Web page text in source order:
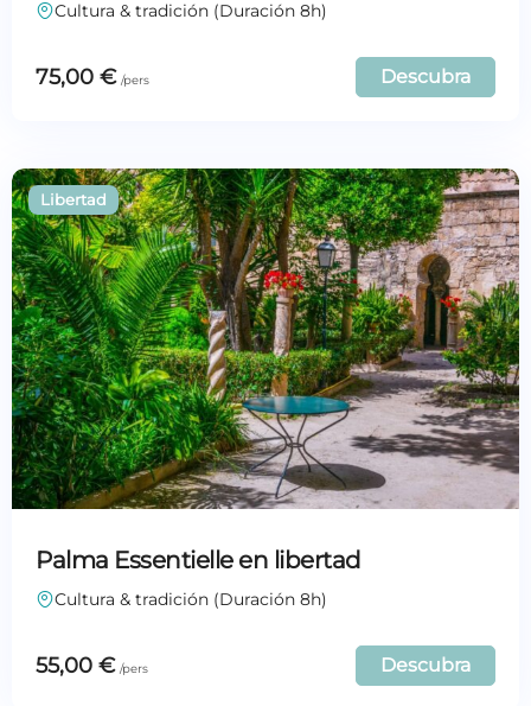
Cultura & tradición (Duración 8h)
75,00 € Descubra
Palma Essentielle en libertad
Cultura & tradición (Duración 8h)
55,00 € Descubra